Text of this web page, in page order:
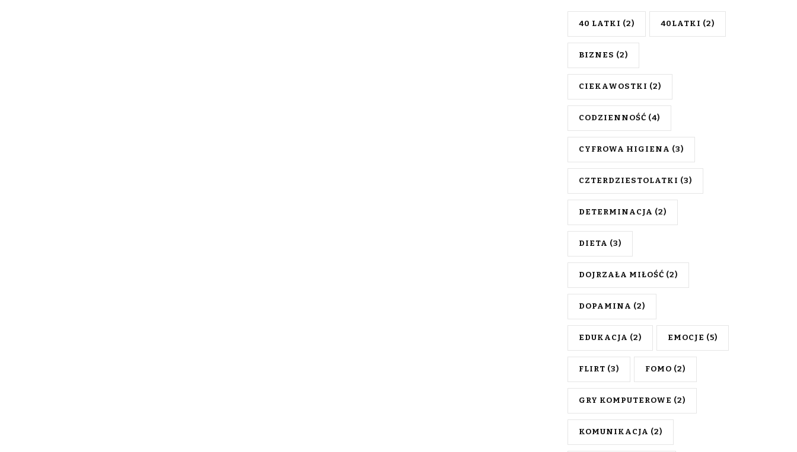
40 LATKI (2) 40LATKI (2)
BIZNES (2)
CIEKAWOSTKI (2)
CODZIENNOŚĆ (4)
CYFROWA HIGIENA (3)
CZTERDZIESTOLATKI (3)
DETERMINACJA (2)
DIETA (3)
DOJRZAŁA MIŁOŚĆ (2)
DOPAMINA (2)
EDUKACJA (2) EMOCJE (5)
FLIRT (3) FOMO (2)
GRY KOMPUTEROWE (2)
KOMUNIKACJA (2)